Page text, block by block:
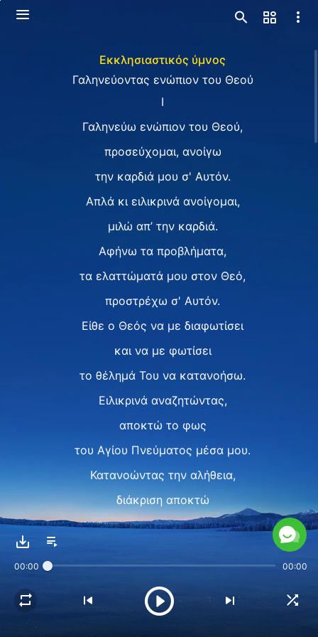
Εκκλησιαστικός ύμνος
Γαληνεύοντας ενώπιον του Θεού
Ⅰ
Γαληνεύω ενώπιον του Θεού,
προσεύχομαι, ανοίγω
την καρδιά μου σ' Αυτόν.
Απλά κι ειλικρινά ανοίγομαι,
μιλώ απ’ την καρδιά.
Αφήνω τα προβλήματα,
τα ελαττώματά μου στον Θεό,
προστρέχω σ' Αυτόν.
Είθε ο Θεός να με διαφωτίσει
και να με φωτίσει
το θέλημά Του να κατανοήσω.
Ειλικρινά αναζητώντας,
αποκτώ το φως
του Αγίου Πνεύματος μέσα μου.
Κατανοώντας την αλήθεια,
διάκριση αποκτώ
κι έχω ένα μονοπάτι πρακτικής.
η καρδιά μου είναι γεμάτη
00:00 00:00